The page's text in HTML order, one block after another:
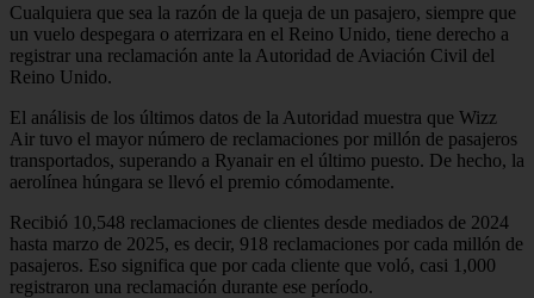
Cualquiera que sea la razón de la queja de un pasajero, siempre que
un vuelo despegara o aterrizara en el Reino Unido, tiene derecho a
registrar una reclamación ante la Autoridad de Aviación Civil del
Reino Unido.
El análisis de los últimos datos de la Autoridad muestra que Wizz
Air tuvo el mayor número de reclamaciones por millón de pasajeros
transportados, superando a Ryanair en el último puesto. De hecho, la
aerolínea húngara se llevó el premio cómodamente.
Recibió 10,548 reclamaciones de clientes desde mediados de 2024
hasta marzo de 2025, es decir, 918 reclamaciones por cada millón de
pasajeros. Eso significa que por cada cliente que voló, casi 1,000
registraron una reclamación durante ese período.